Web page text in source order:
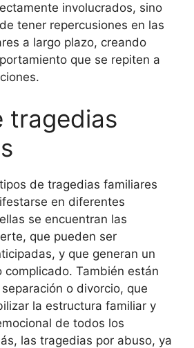
involucrados, sino
tener repercusiones en las
a largo plazo, creando
que se repiten a
tragedias
de tragedias familiares
en diferentes
se encuentran las
que pueden ser
y que generan un
complicado. También están
o divorcio, que
la estructura familiar y
de todos los
las tragedias por abuso, ya